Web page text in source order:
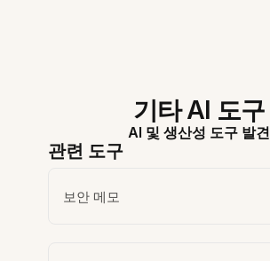
기타 AI 도구
AI 및 생산성 도구 발견
관련 도구
보안 메모